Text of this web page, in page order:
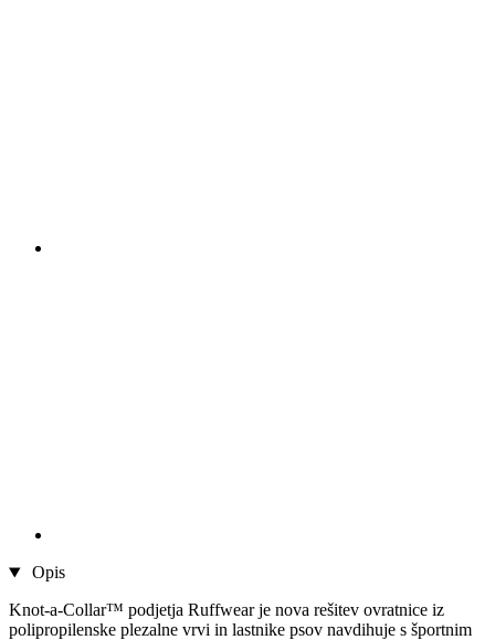
Opis
Knot-a-Collar™ podjetja Ruffwear je nova rešitev ovratnice iz
polipropilenske plezalne vrvi in ​​lastnike psov navdihuje s športnim